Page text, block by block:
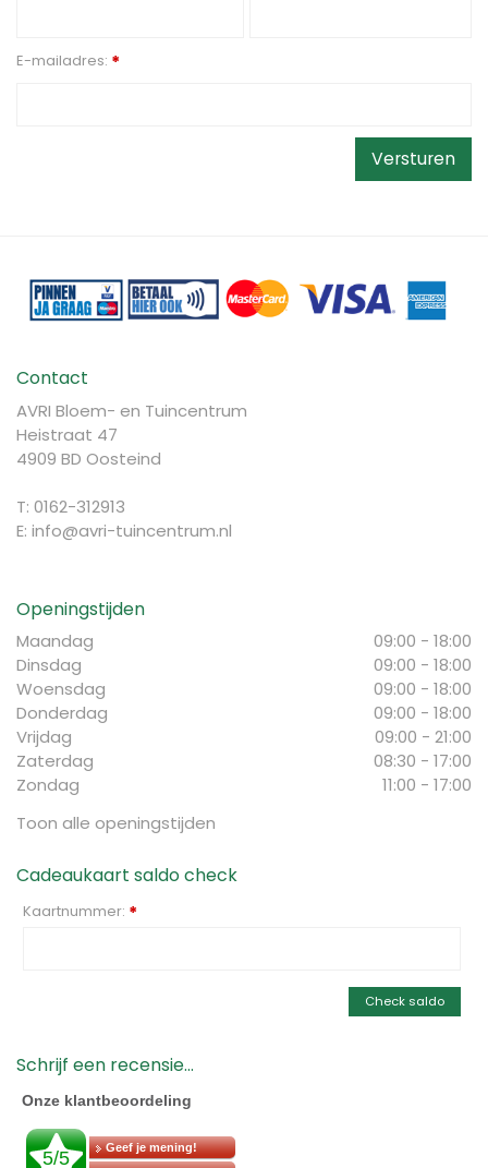
E-mailadres: *
Contact
AVRI Bloem- en Tuincentrum
Heistraat 47
4909 BD Oosteind
T: 0162-312913
E: info@avri-tuincentrum.nl
Openingstijden
Maandag
09:00 - 18:00
Dinsdag
09:00 - 18:00
Woensdag
09:00 - 18:00
Donderdag
09:00 - 18:00
Vrijdag
09:00 - 21:00
Zaterdag
08:30 - 17:00
Zondag
11:00 - 17:00
Toon alle openingstijden
Cadeaukaart saldo check
Kaartnummer: *
Check saldo
Schrijf een recensie...